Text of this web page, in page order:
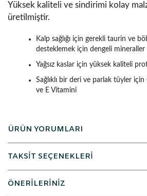
Yüksek kaliteli ve sindirimi kolay
üretilmiştir.
Kalp sağlığı için gerekli taurin ve
desteklemek için dengeli mineraller
Yağsız kaslar için yüksek kaliteli
Sağlıklı bir deri ve parlak tüyler
ve E Vitamini
ÜRÜN YORUMLARI
TAKSİT SEÇENEKLERİ
ÖNERİLERİNİZ